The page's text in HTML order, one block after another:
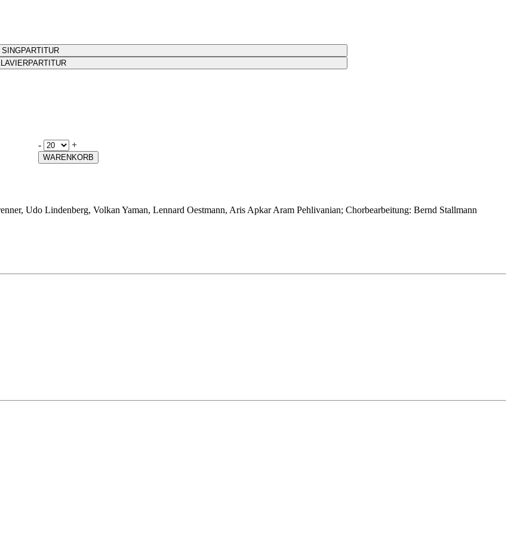
SINGPARTITUR
- +
WARENKORB
Udo Lindenberg, Volkan Yaman, Lennard Oestmann, Aris Apkar Aram Pehlivanian; Chorbearbeitung: Bernd Stallmann